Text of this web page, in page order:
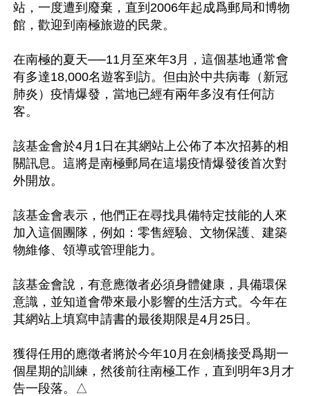
站，一度遭到廢棄，直到2006年起成爲郵局和博物
館，歡迎到南極旅遊的民衆。
在南極的夏天──11月至來年3月，這個基地通常會
有多達18,000名遊客到訪。但由於中共病毒（新冠
肺炎）疫情爆發，當地已經有兩年多沒有任何訪
客。
該基金會於4月1日在其網站上公佈了本次招募的相
關訊息。這將是南極郵局在這場疫情爆發後首次對
外開放。
該基金會表示，他們正在尋找具備特定技能的人來
加入這個團隊，例如：零售經驗、文物保護、建築
物維修、領導或管理能力。
該基金會說，有意應徵者必須身體健康，具備環保
意識，並知道會帶來最小影響的生活方式。今年在
其網站上填寫申請書的最後期限是4月25日。
獲得任用的應徵者將於今年10月在劍橋接受爲期一
個星期的訓練，然後前往南極工作，直到明年3月才
告一段落。△